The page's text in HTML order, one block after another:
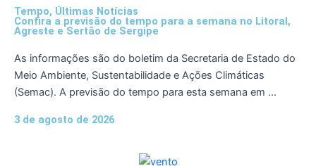
Tempo, Últimas Notícias
Confira a previsão do tempo para a semana no Litoral,
Agreste e Sertão de Sergipe
As informações são do boletim da Secretaria de Estado do
Meio Ambiente, Sustentabilidade e Ações Climáticas
(Semac). A previsão do tempo para esta semana em ...
3 de agosto de 2026